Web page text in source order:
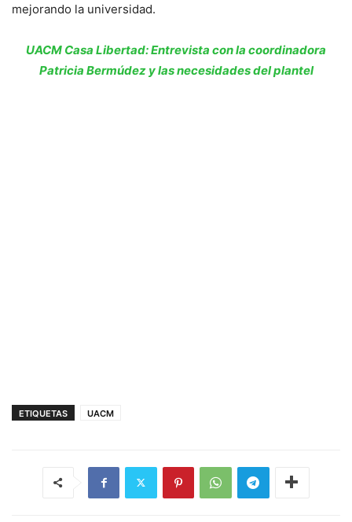
mejorando la universidad.
UACM Casa Libertad: Entrevista con la coordinadora
Patricia Bermúdez y las necesidades del plantel
ETIQUETAS UACM